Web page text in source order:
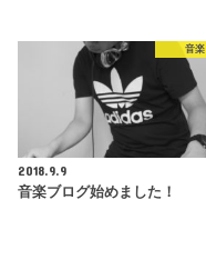
音楽
2018.9.9
音楽ブログ始めました！